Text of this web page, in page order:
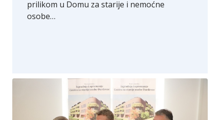
prilikom u Domu za starije i nemoćne
osobe…